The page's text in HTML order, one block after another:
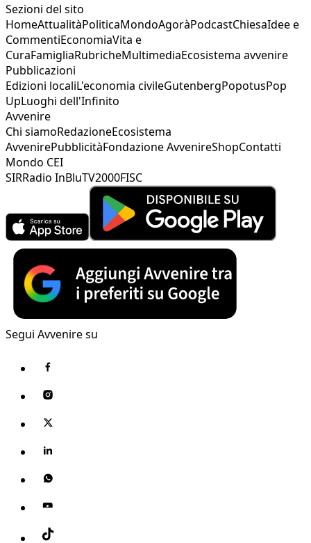
Sezioni del sito
HomeAttualitàPoliticaMondoAgoràPodcastChiesaIdee e
CommentiEconomiaVita e
CuraFamigliaRubricheMultimediaEcosistema avvenire
Pubblicazioni
Edizioni localiL'economia civileGutenbergPopotusPop
UpLuoghi dell'Infinito
Avvenire
Chi siamoRedazioneEcosistema
AvvenirePubblicitàFondazione AvvenireShopContatti
Mondo CEI
SIRRadio InBluTV2000FISC
Segui Avvenire su